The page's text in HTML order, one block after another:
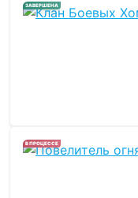
ЗАВЕРШЕНА
В ПРОЦЕССЕ